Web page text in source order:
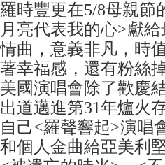
羅時豐更在5/8母親節
月亮代表我的心>獻
情曲，意義非凡，時
著幸福感，還有粉絲
美國演唱會除了歡慶
出道邁進第31年爐火
自己<羅聲響起>演唱
和個人金曲給亞美利